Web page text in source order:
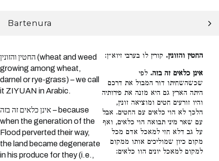
Bartenura
החטין והזונין (wheat and weed
growing among wheat,
darnel or rye-grass) – we call
it ZIYUAN in Arabic.
אינן כלאים זה בזה – because
when the generation of the
Flood perverted their way,
the land became degenerate
in his produce for they (i.e.,
החטין והזונין. קורין לו בערבי זיוא״ן:
אינן כלאים זה בזה. לפי
שכשהשחיתו דור המבול את דרכם
היתה הארץ גם היא מזנה את פירותיה
והיו זורעים חטים ומוציאה זונין,
הלכך לא הוי כלאים עם החטים. אבל
עם שאר מיני תבואה הוי כלאים, ואף
על גב דלא חזי למאכל אדם מכל
מקום כיון שמוליכים אותו ממקום
למקום למאכל יונים הוו כלאים: